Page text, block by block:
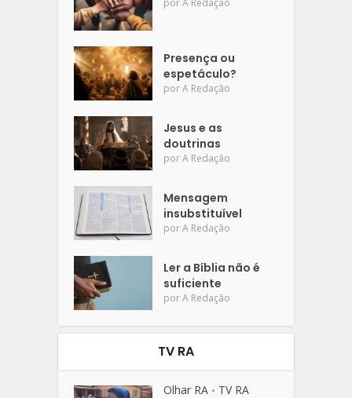
Presença ou
espetáculo?
porA Redação
Jesus e as
doutrinas
porA Redação
Mensagem
insubstituível
porA Redação
Ler a Bíblia não é
suficiente
porA Redação
TV RA
Olhar RA • TV RA